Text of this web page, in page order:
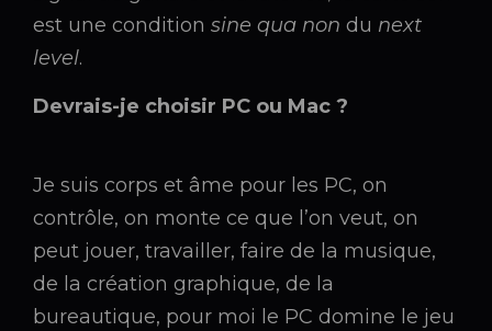
est une condition sine qua non du next
level.
Devrais-je choisir PC ou Mac ?
Je suis corps et âme pour les PC, on
contrôle, on monte ce que l’on veut, on
peut jouer, travailler, faire de la musique,
de la création graphique, de la
bureautique, pour moi le PC domine le jeu